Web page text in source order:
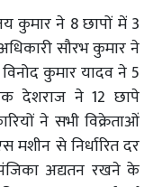
कुमार ने 8 छापों में 3
सौरभ कुमार ने
कुमार यादव ने 5
देशराज ने 12 छापे
ने सभी विक्रेताओं
मशीन से निर्धारित दर
अद्यतन रखने के